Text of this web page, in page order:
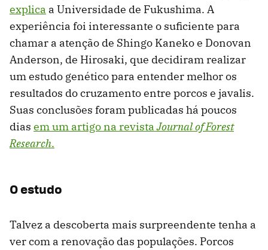
explica a Universidade de Fukushima. A
experiência foi interessante o suficiente para
chamar a atenção de Shingo Kaneko e Donovan
Anderson, de Hirosaki, que decidiram realizar
um estudo genético para entender melhor os
resultados do cruzamento entre porcos e javalis.
Suas conclusões foram publicadas há poucos
dias em um artigo na revistaJournal of Forest
Research.
O estudo
Talvez a descoberta mais surpreendente tenha a
ver com a renovação das populações. Porcos